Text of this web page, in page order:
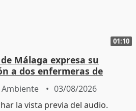
01:10
Málaga expresa su
a dos enfermeras de
Ambiente 03/08/2026